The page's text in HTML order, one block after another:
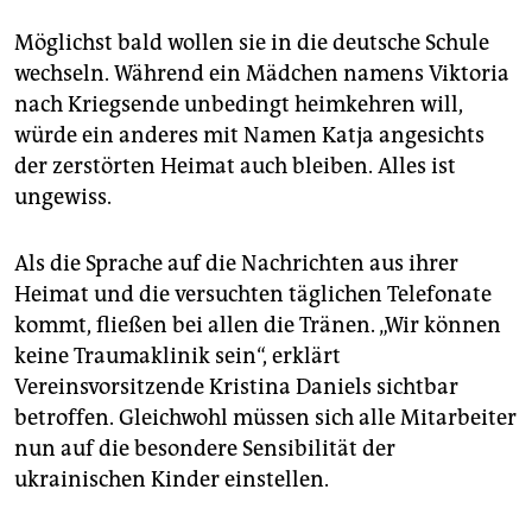
dürfte bereits in andere EU-Staaten weitergereist
sein, während andere sich noch nicht haben
registrieren lassen.
Wer kommt?Einer Befragung des
Bundesinnenministeriumszufolge sind 84 Prozent der
Geflüchteten Frauen. 58 Prozent davon kamen
zusammen mit ihren Kindern nach Deutschland.
Möglichst bald wollen sie in die deutsche Schule
wechseln. Während ein Mädchen namens Viktoria
nach Kriegsende unbedingt heimkehren will,
würde ein anderes mit Namen Katja angesichts
der zerstörten Heimat auch bleiben. Alles ist
ungewiss.
Als die Sprache auf die Nachrichten aus ihrer
Heimat und die versuchten täglichen Telefonate
kommt, fließen bei allen die Tränen. „Wir können
keine Traumaklinik sein“, erklärt
Vereinsvorsitzende Kristina Daniels sichtbar
betroffen. Gleichwohl müssen sich alle Mitarbeiter
nun auf die besondere Sensibilität der
ukrainischen Kinder einstellen.